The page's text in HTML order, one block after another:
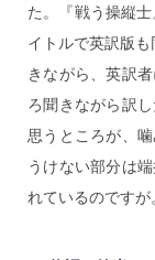
た。『戦う操縦
イトルで英訳版
きながら、英訳
ろ聞きながら訳
思うところが、
うけない部分は
れているのですが。